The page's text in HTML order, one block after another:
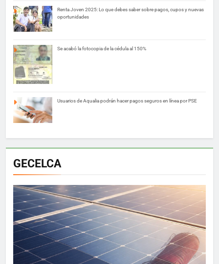
Renta Joven 2025: Lo que debes saber sobre pagos, cupos y nuevas
oportunidades
Se acabó la fotocopia de la cédula al 150%
Usuarios de Aqualia podrán hacer pagos seguros en línea por PSE
GECELCA